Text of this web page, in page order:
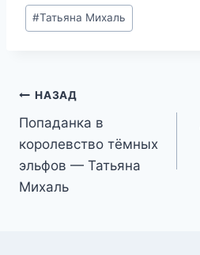
Метки
записи:
#Татьяна Михаль
Навигация
по
записям
НАЗАД
Попаданка в
королевство тёмных
эльфов — Татьяна
Михаль